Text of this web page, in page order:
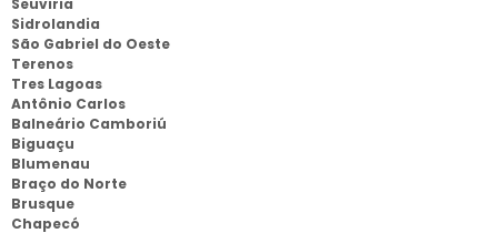
Seuviria
Sidrolandia
São Gabriel do Oeste
Terenos
Tres Lagoas
Antônio Carlos
Balneário Camboriú
Biguaçu
Blumenau
Braço do Norte
Brusque
Chapecó